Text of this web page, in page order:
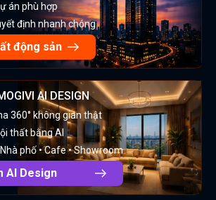
án phù hợp
định nhanh chóng
động sản
AI DESIGN
360° không gian thật
thất bằng AI
phố • Cafe • Showroom
AI Design